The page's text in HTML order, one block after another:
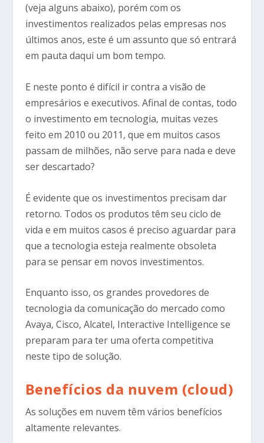
(veja alguns abaixo), porém com os
investimentos realizados pelas empresas nos
últimos anos, este é um assunto que só entrará
em pauta daqui um bom tempo.
E neste ponto é difícil ir contra a visão de
empresários e executivos. Afinal de contas, todo
o investimento em tecnologia, muitas vezes
feito em 2010 ou 2011, que em muitos casos
passam de milhões, não serve para nada e deve
ser descartado?
É evidente que os investimentos precisam dar
retorno. Todos os produtos têm seu ciclo de
vida e em muitos casos é preciso aguardar para
que a tecnologia esteja realmente obsoleta
para se pensar em novos investimentos.
Enquanto isso, os grandes provedores de
tecnologia da comunicação do mercado como
Avaya, Cisco, Alcatel, Interactive Intelligence se
preparam para ter uma oferta competitiva
neste tipo de solução.
Benefícios da nuvem (cloud)
As soluções em nuvem têm vários benefícios
altamente relevantes.